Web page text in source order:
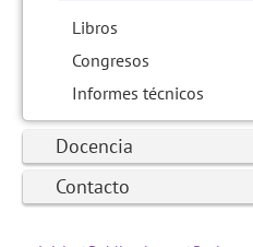
Libros
Congresos
Informes técnicos
Docencia
Contacto